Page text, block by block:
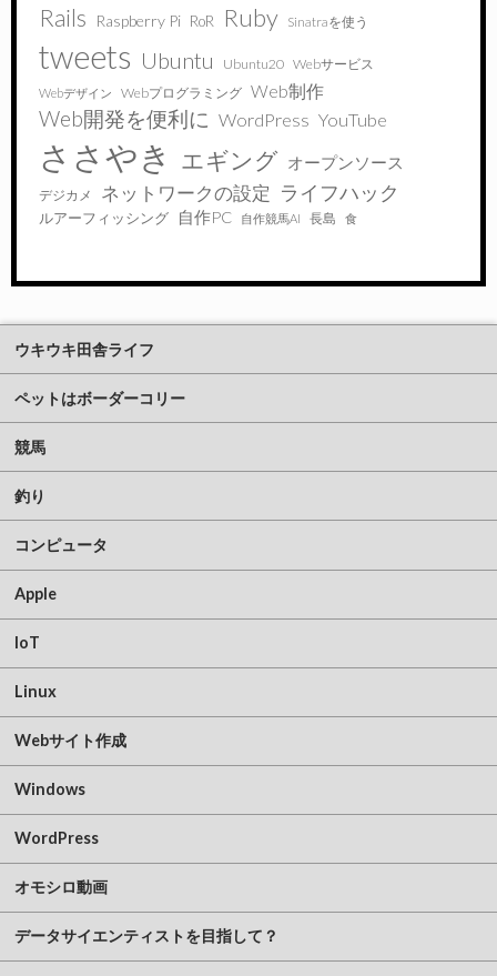
Rails Raspberry Pi RoR Ruby Sinatraを使う
tweets Ubuntu Ubuntu20 Webサービス
Webデザイン Webプログラミング Web制作
Web開発を便利に WordPress YouTube
ささやき エギング オープンソース
デジカメ ネットワークの設定 ライフハック
ルアーフィッシング 自作PC 自作競馬AI 長島 食
ウキウキ田舎ライフ
ペットはボーダーコリー
競馬
釣り
コンピュータ
Apple
IoT
Linux
Webサイト作成
Windows
WordPress
オモシロ動画
データサイエンティストを目指して？